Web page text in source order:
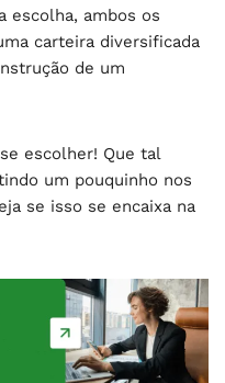
escolha, ambos os
carteira diversificada
de um
escolher! Que tal
um pouquinho nos
se isso se encaixa na